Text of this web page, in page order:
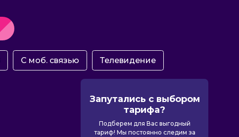
С моб. связью Телевидение
Запутались с выбором
тарифа?
Подберем для Вас выгодный
тариф! Мы постоянно следим за